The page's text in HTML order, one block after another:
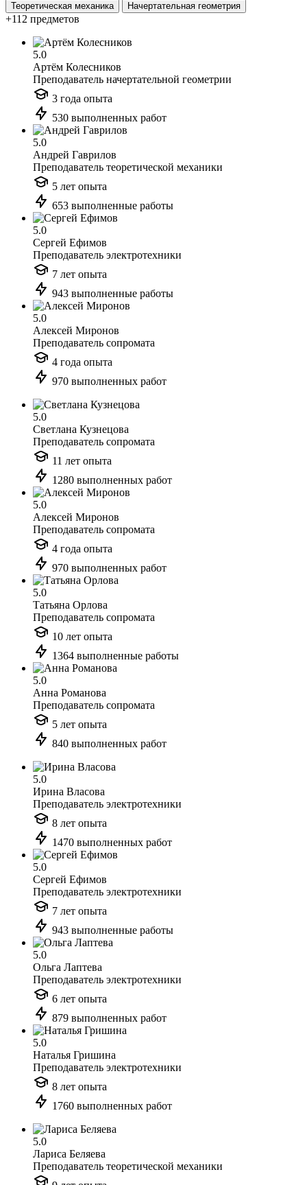
Теоретическая механика
Начертательная геометрия
+112 предметов
5.0
Артём Колесников
Преподаватель начертательной геометрии
3 года опыта
530 выполненных работ
5.0
Андрей Гаврилов
Преподаватель теоретической механики
5 лет опыта
653 выполненные работы
5.0
Сергей Ефимов
Преподаватель электротехники
7 лет опыта
943 выполненные работы
5.0
Алексей Миронов
Преподаватель сопромата
4 года опыта
970 выполненных работ
5.0
Светлана Кузнецова
Преподаватель сопромата
11 лет опыта
1280 выполненных работ
5.0
Алексей Миронов
Преподаватель сопромата
4 года опыта
970 выполненных работ
5.0
Татьяна Орлова
Преподаватель сопромата
10 лет опыта
1364 выполненные работы
5.0
Анна Романова
Преподаватель сопромата
5 лет опыта
840 выполненных работ
5.0
Ирина Власова
Преподаватель электротехники
8 лет опыта
1470 выполненных работ
5.0
Сергей Ефимов
Преподаватель электротехники
7 лет опыта
943 выполненные работы
5.0
Ольга Лаптева
Преподаватель электротехники
6 лет опыта
879 выполненных работ
5.0
Наталья Гришина
Преподаватель электротехники
8 лет опыта
1760 выполненных работ
5.0
Лариса Беляева
Преподаватель теоретической механики